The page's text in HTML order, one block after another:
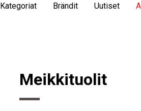
Kategoriat Brändit Uutiset
Meikkituolit